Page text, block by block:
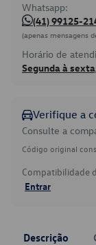
Whatsapp:
(41) 99125-
(apenas mensagens
Horário de
Segunda à
Verifique a
Consulte a
Código original
Compatibilidade
Entrar
Descrição